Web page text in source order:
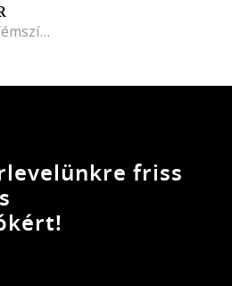
Szögletes karóra hálós fémszíjjal
friss